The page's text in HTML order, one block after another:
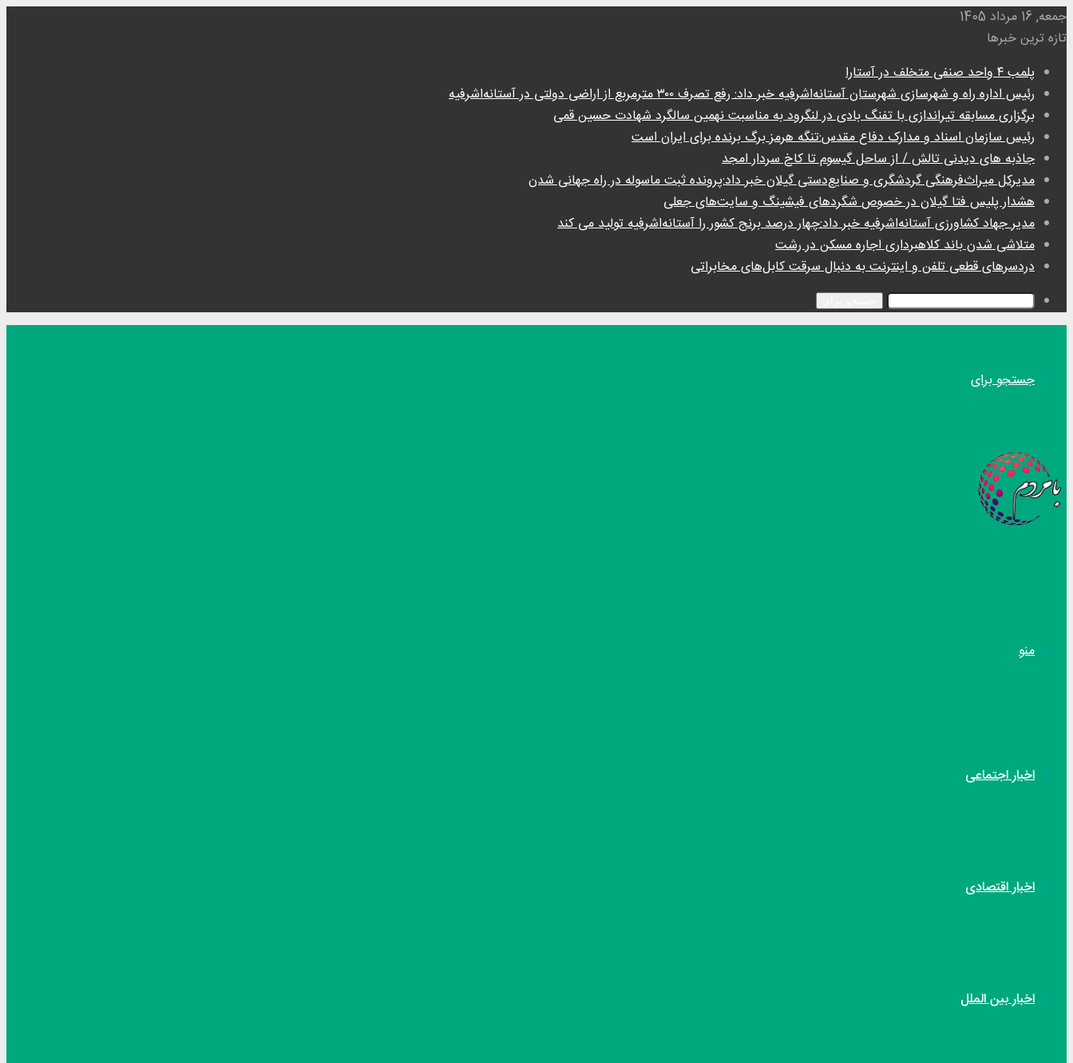
جمعه, 16 مرداد 1405
تازه ترین خبرها
پلمب ۴ واحد صنفی متخلف در آستارا
رئیس اداره راه و شهرسازی شهرستان آستانه‌اشرفیه خبر داد: رفع تصرف ۳۰۰ مترمربع از اراضی دولتی در آستانه‌اشرفیه
برگزاری مسابقه تیراندازی با تفنگ بادی در لنگرود به مناسبت نهمین سالگرد شهادت حسین قمی
رئیس سازمان اسناد و مدارک دفاع مقدس:تنگه هرمز برگ برنده برای ایران است
جاذبه های دیدنی تالش / از ساحل گیسوم تا کاخ سردار امجد
مدیرکل میراث‌فرهنگی گردشگری و صنایع‌دستی گیلان خبر داد:پرونده ثبت ماسوله در راه جهانی شدن
هشدار پلیس فتا گیلان در خصوص شگرد‌های فیشینگ و سایت‌های جعلی
مدیر جهاد کشاورزی آستانه‌اشرفیه خبر داد:چهار درصد برنج کشور را آستانه‌اشرفیه تولید می کند
متلاشی شدن باند کلاهبرداری اجاره مسکن در رشت
دردسر‌های قطعی تلفن و اینترنت به دنبال سرقت کابل‌های مخابراتی
جستجو برای
منو
اخبار اجتماعی
اخبار اقتصادی
اخبار بین الملل